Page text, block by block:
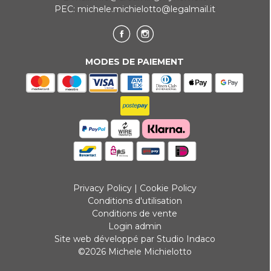
PEC: michele.michielotto@legalmail.it
MODES DE PAIEMENT
Privacy Policy| Cookie Policy
Conditions d'utilisation
Conditions de vente
Login admin
Site web développé par Studio Indaco
©2026 Michele Michielotto